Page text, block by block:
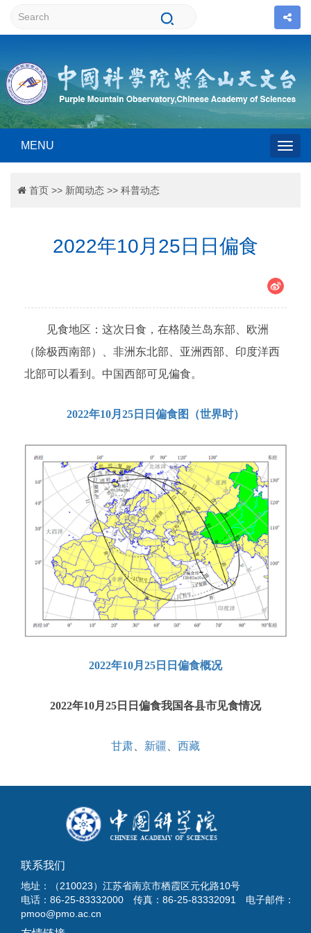
MENU
首页 >> 新闻动态 >> 科普动态
2022年10月25日日偏食
见食地区：这次日食，在格陵兰岛东部、欧洲
（除极西南部）、非洲东北部、亚洲西部、印度洋西
北部可以看到。中国西部可见偏食。
2022年10月25日日偏食图（世界时）
2022年10月25日日偏食概况
2022年10月25日日偏食我国各县市见食情况
甘肃 新疆 西藏
联系我们
地址：（210023）江苏省南京市栖霞区元化路10号
电话：86-25-83332000 传真：86-25-83332091 电子邮件：
pmoo@pmo.ac.cn